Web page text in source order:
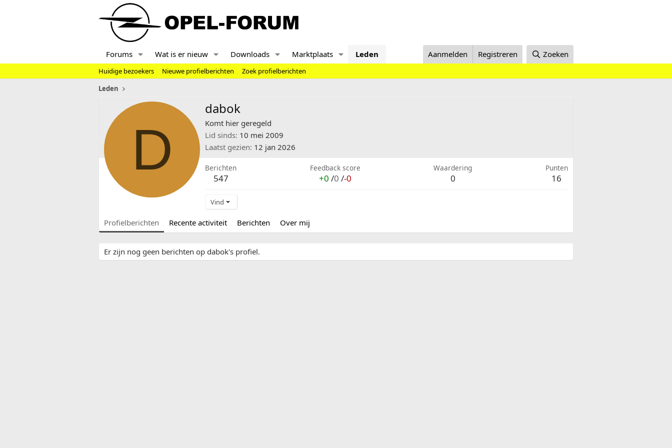
Forums Wat is er nieuw Downloads Marktplaats Leden Aanmelden Registreren Zoeken
Huidige bezoekers Nieuwe profielberichten
Zoek profielberichten
Leden
D
dabok
Komt hier geregeld
Lid sinds 10 mei 2009
Laatst gezien 12 jan 2026
Berichten
547
Feedback score
+0 /0 /-0
Waardering
0
Punten
16
Vind
Profielberichten Recente activiteit Berichten Over mij
Er zijn nog geen berichten op dabok's profiel.